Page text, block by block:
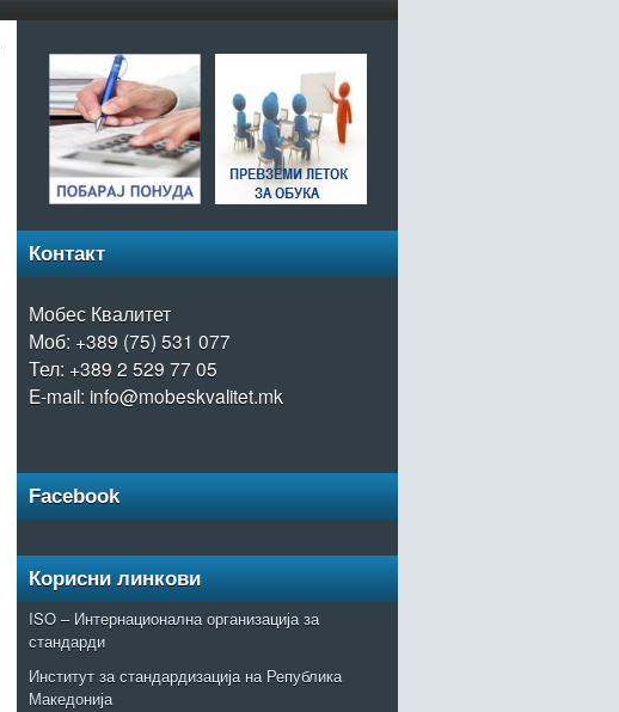
Контакт
Мобес Квалитет
Моб: +389 (75) 531 077
Тел: +389 2 529 77 05
E-mail: info@mobeskvalitet.mk
Facebook
Корисни линкови
ISO – Интернационална организација за
стандарди
Институт за стандардизација на Република
Македонија